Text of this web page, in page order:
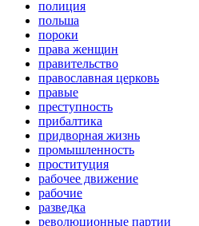
полиция
польша
пороки
права женщин
правительство
православная церковь
правые
преступность
прибалтика
придворная жизнь
промышленность
проституция
рабочее движение
рабочие
разведка
революционные партии